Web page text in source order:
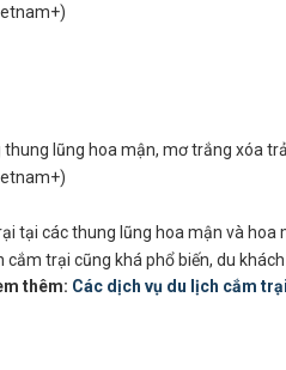
thung lũng hoa mận, mơ trắng xóa
tại các thung lũng hoa mận và hoa
cắm trại cũng khá phổ biến, du
thêm: Các dịch vụ du lịch cắm